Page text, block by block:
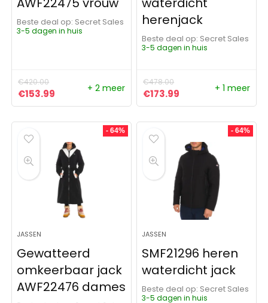
Beste deal op:
Secret Sales
3-5 dagen in huis
€420.00
Oorspronkelijke prijs was: €420.00.
€153.99 Huidige prijs is: €153.99.
+ 2 meer
herenjack
Beste deal op:
Secret Sales
3-5 dagen in huis
€478.00
Oorspronkelijke prijs
€173.99 Huidige prijs is:
+ 1 meer
- 64%
JASSEN
Gewatteerd
omkeerbaar jack
AWF22476 dames
- 64%
JASSEN
SMF21296 heren
waterdicht jack
Beste deal op:
Secret Sales
3-5 dagen in huis